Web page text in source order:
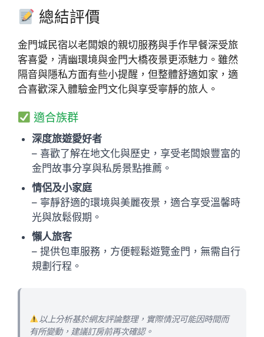
總結評價
金門城民宿以老闆娘的親切服務與手作早餐深受旅
客喜愛，清幽環境與金門大橋夜景更添魅力。雖然
隔音與隱私方面有些小提醒，但整體舒適如家，適
合喜歡深入體驗金門文化與享受寧靜的旅人。
適合族群
深度旅遊愛好者
– 喜歡了解在地文化與歷史，享受老闆娘豐富的
金門故事分享與私房景點推薦。
情侶及小家庭
– 寧靜舒適的環境與美麗夜景，適合享受溫馨時
光與放鬆假期。
懶人旅客
– 提供包車服務，方便輕鬆遊覽金門，無需自行
規劃行程。
以上分析基於網友評論整理，實際情況可能因時間而
有所變動，建議訂房前再次確認。